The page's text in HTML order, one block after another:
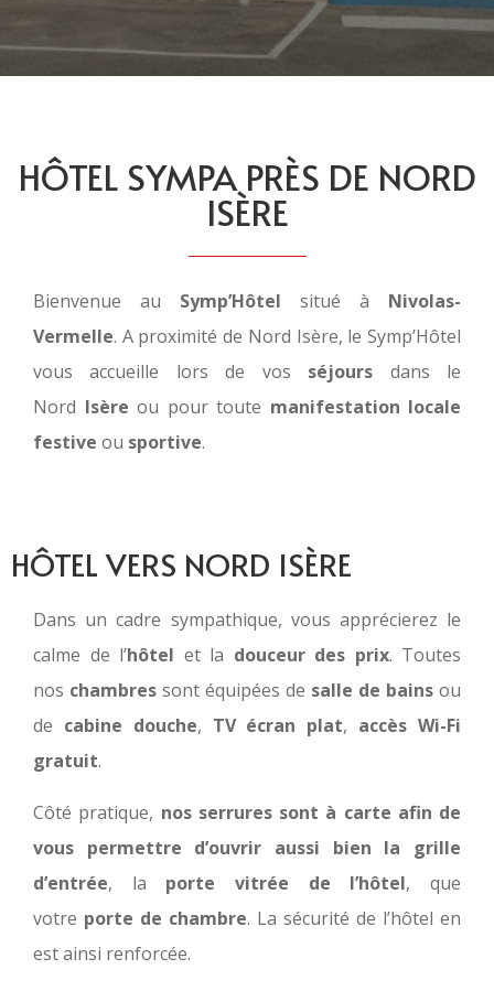
HÔTEL SYMPA PRÈS DE NORD
ISÈRE
Bienvenue au Symp’Hôtel situé à Nivolas-
Vermelle. A proximité de Nord Isère, le Symp’Hôtel
vous accueille lors de vos séjours dans le
Nord Isère ou pour toute manifestation locale
festive ou sportive.
HÔTEL VERS NORD ISÈRE
Dans un cadre sympathique, vous apprécierez le
calme de l’hôtel et la douceur des prix. Toutes
nos chambres sont équipées de salle de bains ou
de cabine douche, TV écran plat, accès Wi-Fi
gratuit.
Côté pratique, nos serrures sont à carte afin de
vous permettre d’ouvrir aussi bien la grille
d’entrée, la porte vitrée de l’hôtel, que
votre porte de chambre. La sécurité de l’hôtel en
est ainsi renforcée.